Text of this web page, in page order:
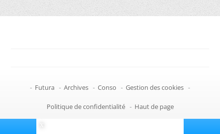
- Futura - Archives - Conso - Gestion des cookies -
Politique de confidentialité - Haut de page